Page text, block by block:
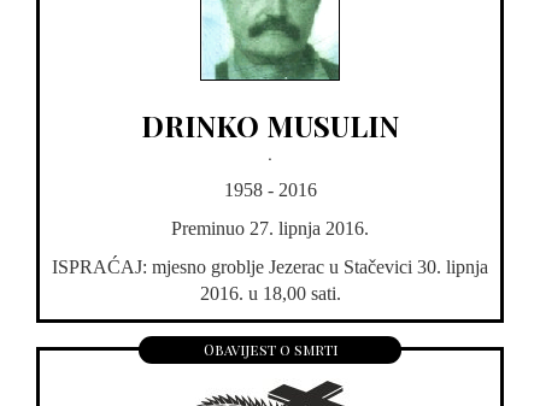
DRINKO MUSULIN
.
1958 - 2016
Preminuo 27. lipnja 2016.
ISPRAĆAJ: mjesno groblje Jezerac u Stačevici 30. lipnja
2016. u 18,00 sati.
Obavijest o smrti